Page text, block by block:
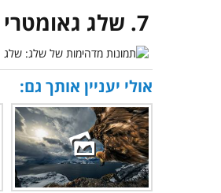
7. שלג גאומטרי על כף יד של מטייל בטבע
אולי יעניין אותך גם: